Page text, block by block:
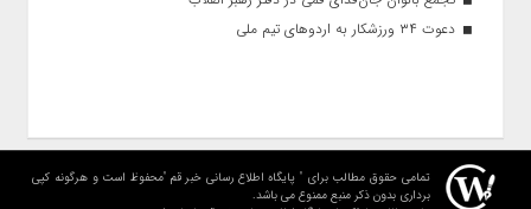
دعوت ۳۴ ورزشکار به اردوهای تیم ملی
تمامی حقوق مطالب برای " پایگاه اطلاع رسانی خبر قم "محفوظ است و هرگونه کپی
برداری بدون ذکر منبع ممنوع می باشد.